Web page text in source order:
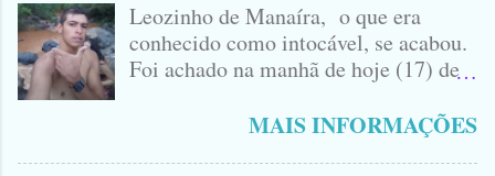
Leozinho de Manaíra, o que era
conhecido como intocável, se acabou.
Foi achado na manhã de hoje (17) de
no Sertão da Paraíba, o Lendário
MAIS INFORMAÇÕES